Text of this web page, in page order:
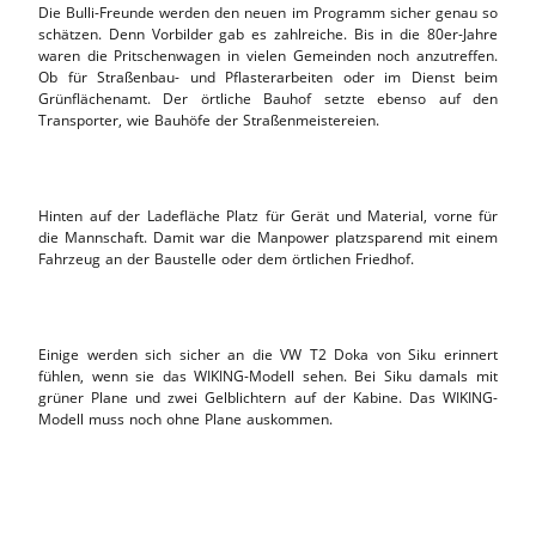
Die Bulli-Freunde werden den neuen im Programm sicher genau so
schätzen. Denn Vorbilder gab es zahlreiche. Bis in die 80er-Jahre
waren die Pritschenwagen in vielen Gemeinden noch anzutreffen.
Ob für Straßenbau- und Pflasterarbeiten oder im Dienst beim
Grünflächenamt. Der örtliche Bauhof setzte ebenso auf den
Transporter, wie Bauhöfe der Straßenmeistereien.
Hinten auf der Ladefläche Platz für Gerät und Material, vorne für
die Mannschaft. Damit war die Manpower platzsparend mit einem
Fahrzeug an der Baustelle oder dem örtlichen Friedhof.
Einige werden sich sicher an die VW T2 Doka von Siku erinnert
fühlen, wenn sie das WIKING-Modell sehen. Bei Siku damals mit
grüner Plane und zwei Gelblichtern auf der Kabine. Das WIKING-
Modell muss noch ohne Plane auskommen.